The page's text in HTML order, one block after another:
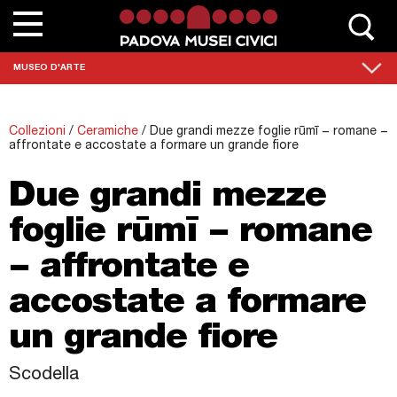
MUSEO D'ARTE
Chi siamo
Musei
Sedi monumentali
Scuole
Eventi e mostre
News
Collezioni
Percorsi
Collezioni / Ceramiche / Due grandi mezze foglie rūmī − romane −
affrontate e accostate a formare un grande fiore
Due grandi mezze
foglie rūmī − romane
− affrontate e
accostate a formare
un grande fiore
Scodella